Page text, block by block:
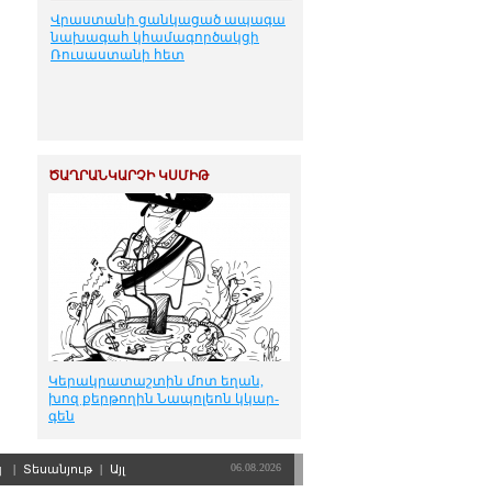
Վրաստանի ցանկացած ապագա
նախագահ կհամագործակցի
Ռուսաստանի հետ
ԾԱՂՐԱՆԿԱՐՉԻ ԿՍՄԻԹ
Կե­րակ­րա­տաշ­տին մոտ ե­ղան,
խոզ քեր­թո­ղին Նա­պո­լեոն կկար­
գեն
| Տեսանյութ | Այլ 06.08.2026